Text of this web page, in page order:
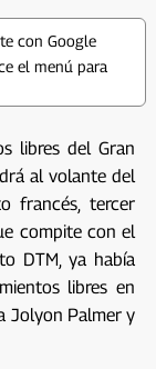
con Google
el menú para
libres del Gran
al volante del
francés, tercer
compite con el
DTM, ya había
libres en
Jolyon Palmer y